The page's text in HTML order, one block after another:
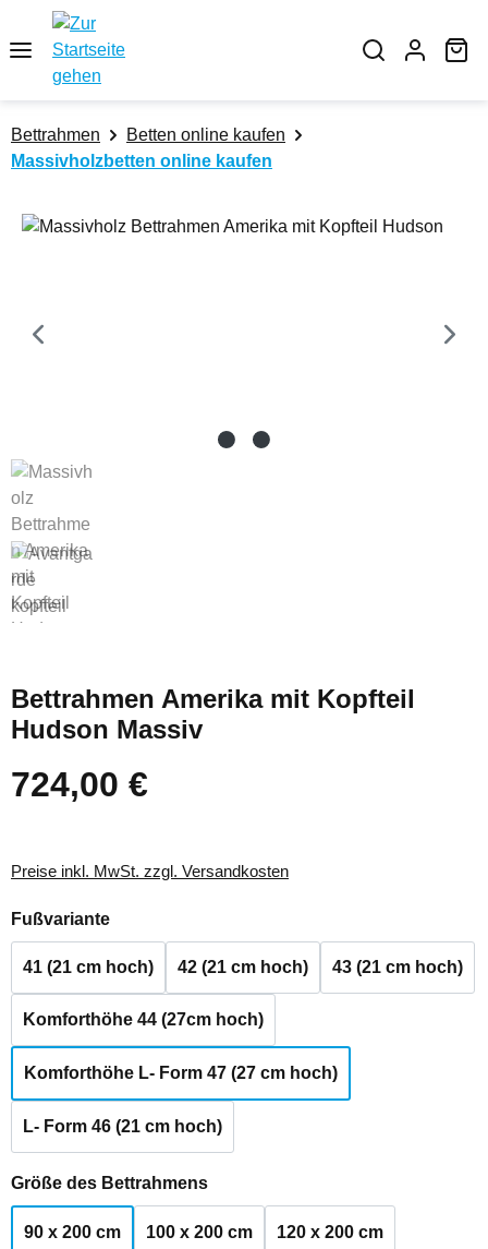
Zum Hauptinhalt springen
Bettrahmen
Betten online kaufen
Massivholzbetten online kaufen
Bildergalerie überspringen
Bettrahmen Amerika mit Kopfteil
Hudson Massiv
Regulärer Preis:
724,00 €
Preise inkl. MwSt. zzgl. Versandkosten
Fußvarianteauswählen
41 (21 cm hoch) 42 (21 cm hoch) 43 (21 cm hoch)
Komforthöhe 44 (27cm hoch)
Komforthöhe L- Form 47 (27 cm hoch)
L- Form 46 (21 cm hoch)
Größe des Bettrahmensauswählen
90 x 200 cm 100 x 200 cm 120 x 200 cm